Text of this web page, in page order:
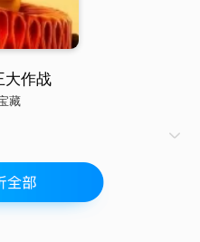
大作战
藏